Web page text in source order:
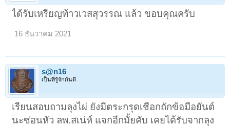
ได้รับเหรียญท้าวเวสสุวรรณ แล้ว ขอบคุณครับ
16 ธันวาคม 2021
s@n16
เป็นที่รู้จักกันดี
เรียนสอบถามลุงไผ่ ยังมีตระกรุดเชือกถักข้อมือยันต์
นะซ่อนหัว ลพ.สเน่ห์ แจกอีกมั้ยคับ เคยได้รับจากลุง